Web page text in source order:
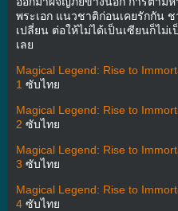
พระเอก แนวชาติก่อนเคยรักกัน
เปลี่ยน ต่อให้ไม่ได้เป็นเซียนก็ไม่
เลย
Magical Legend: Rise to
1 ซับไทย
Magical Legend: Rise to
2 ซับไทย
Magical Legend: Rise to
3 ซับไทย
Magical Legend: Rise to
4ซับไทย